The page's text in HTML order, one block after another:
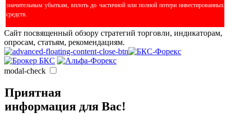
значительным убыткам, вплоть до частичной или полной потери инвестированных
средств.
Сайт посвященный обзору стратегий торговли, индикаторам,
опросам, статьям, рекомендациям.
modal-check
Приятная
информация для Вас!